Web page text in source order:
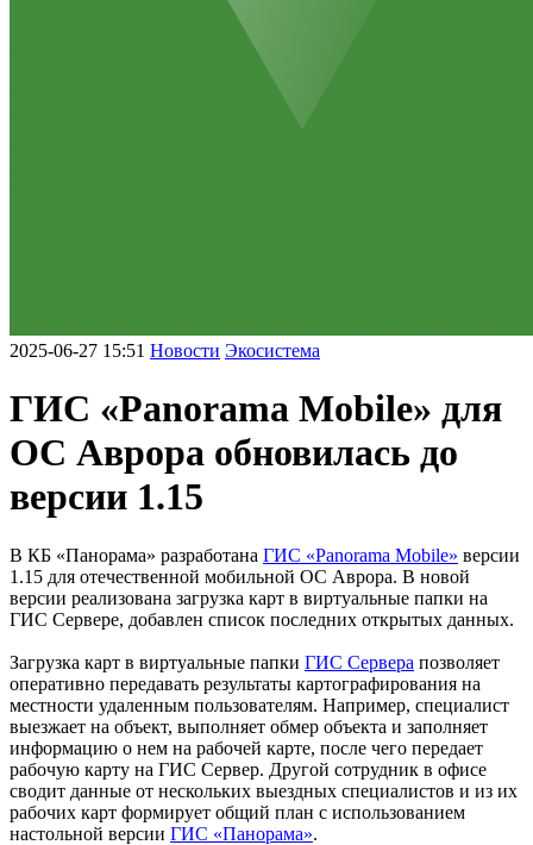
2025-06-27 15:51 Новости Экосистема
ГИС «Panorama Mobile» для
ОС Аврора обновилась до
версии 1.15
В КБ «Панорама» разработана ГИС «Panorama Mobile» версии
1.15 для отечественной мобильной ОС Аврора. В новой
версии реализована загрузка карт в виртуальные папки на
ГИС Сервере, добавлен список последних открытых данных.
Загрузка карт в виртуальные папки ГИС Сервера позволяет
оперативно передавать результаты картографирования на
местности удаленным пользователям. Например, специалист
выезжает на объект, выполняет обмер объекта и заполняет
информацию о нем на рабочей карте, после чего передает
рабочую карту на ГИС Сервер. Другой сотрудник в офисе
сводит данные от нескольких выездных специалистов и из их
рабочих карт формирует общий план с использованием
настольной версии ГИС «Панорама».